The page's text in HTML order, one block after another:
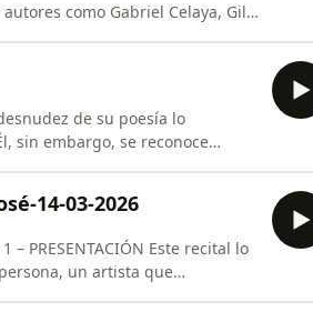
como Gabriel Celaya, Gil
de su poesía lo
sin embargo, se reconoce
14-03-2026
un artista que